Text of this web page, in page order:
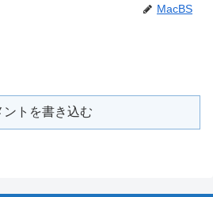
MacBS
ントを書き込む